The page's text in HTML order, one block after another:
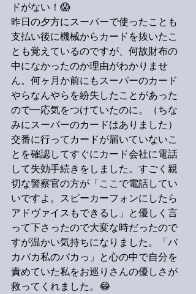
ドがない！😱
昨日の夕方にスーパーで使ったことも
支払い後に機械からカードを抜いたこ
とも覚えているのですが、何故財布の
中になかったのか理由がわかりませ
ん。何ヶ月か前にもスーパーのカード
やらなんやらを紛失したことがあった
ので一応気をつけていたのに。（ちな
みにスーパーのカードはありました）
交番に行ってカードが届いていないこ
とを確認してすぐにカード会社に電話
して失効手続きをしました。すごく親
切な警察官の方が「ここで電話してい
いですよ。スピーカーフォンにしたら
アドヴァイスもできるし」と優しく言
って下さったので大変な時だったので
すが温かい気持ちになりました。「バ
カバカ私のバカっ」と心の中で自分を
責めていた私をお巡りさんの優しさが
救ってくれました。😂